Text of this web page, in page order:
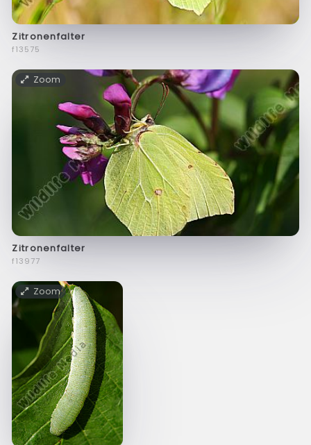
Zitronenfalter
f13575
Zoom
Zitronenfalter
f13977
Zoom